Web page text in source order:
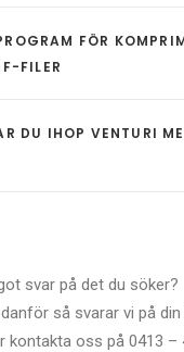
FÖR
FILER
DU IHOP VENTURI
svar på det du söker?
så svarar vi på
kontakta oss på 0413 –